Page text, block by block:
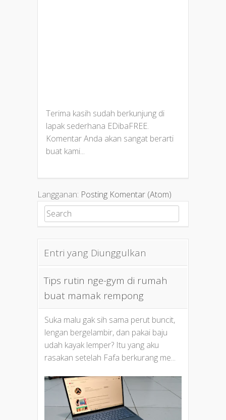
Terima kasih sudah berkunjung di
lapak sederhana EDibaFREE.
Komentar Anda akan sangat berarti
buat kami...
Langganan: Posting Komentar (Atom)
Search for:
Entri yang Diunggulkan
Tips rutin nge-gym di rumah
buat mamak rempong
Suka malu gak sih sama perut buncit,
lengan bergelambir, dan pakai baju
udah kayak lemper? Itu yang aku
rasakan setelah Fafa berkurang me...